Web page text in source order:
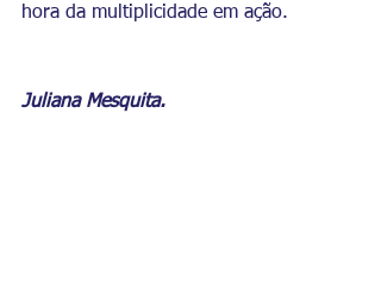
hora da multiplicidade em ação.
Juliana Mesquita.